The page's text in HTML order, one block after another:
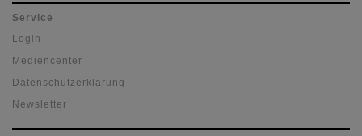
Service
Login
Mediencenter
Datenschutzerklärung
Newsletter